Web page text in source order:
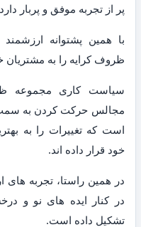
پر از تجربه موفق و پربار
با همین پشتوانه
ظروف کرایه را به مشتریان
سیاست کاری مجموعه
مجالس حرکت کردن به
است که تغییرات را به
خود قرار داده اند.
در همین راستا، تجربه
در کنار ایده های نو و
تشکیل داده است.